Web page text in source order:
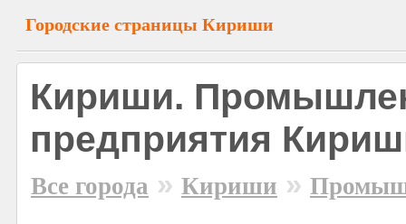
Городские страницы Кириши
Кириши.
предприятия
Все города » Кириши »